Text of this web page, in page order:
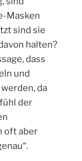
Masken
sind sie
halten?
dass
und
da
der
oft aber